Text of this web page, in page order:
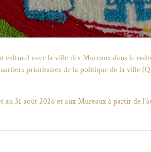
culturel avec la ville des Mureaux dans le
prioritaires de la politique de la ville
au 31 août 2026 et aux Mureaux à partir de